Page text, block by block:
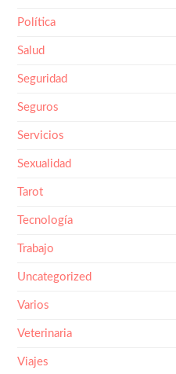
Política
Salud
Seguridad
Seguros
Servicios
Sexualidad
Tarot
Tecnología
Trabajo
Uncategorized
Varios
Veterinaria
Viajes